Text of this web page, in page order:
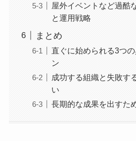
屋外イベントなど過酷
と運用戦略
まとめ
直ぐに始められる3つ
ン
成功する組織と失敗す
い
長期的な成果を出すた